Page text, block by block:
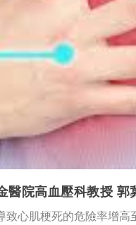
醫院高血壓科教授 郭
心肌梗死的危險率增高